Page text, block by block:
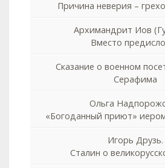
Причина неверия –
Архимандрит Иов
Вместо
Сказание о военном
Серафима
Ольга
«Богоданный приют»
Игорь Друзь.
Сталин о